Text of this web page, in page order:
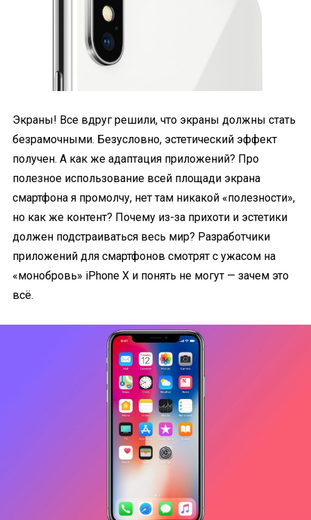
Экраны! Все вдруг решили, что экраны должны стать
безрамочными. Безусловно, эстетический эффект
получен. А как же адаптация приложений? Про
полезное использование всей площади экрана
смартфона я промолчу, нет там никакой «полезности»,
но как же контент? Почему из-за прихоти и эстетики
должен подстраиваться весь мир? Разработчики
приложений для смартфонов смотрят с ужасом на
«монобровь» iPhone X и понять не могут — зачем это
всё.